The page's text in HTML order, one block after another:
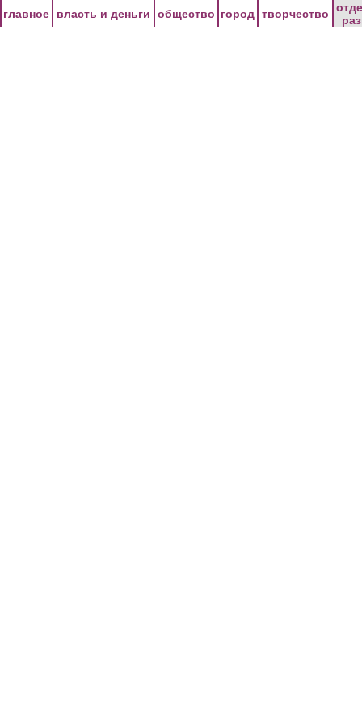
главное власть и деньги общество город творчество